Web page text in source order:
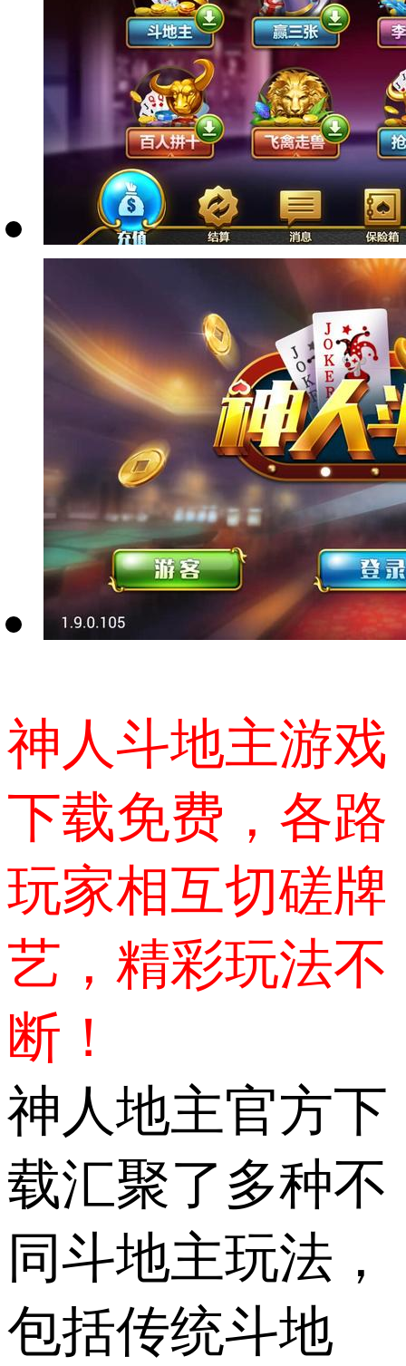
神人斗地主游戏
下载免费，各路
玩家相互切磋牌
艺，精彩玩法不
断！
神人地主官方下
载汇聚了多种不
同斗地主玩法，
包括传统斗地